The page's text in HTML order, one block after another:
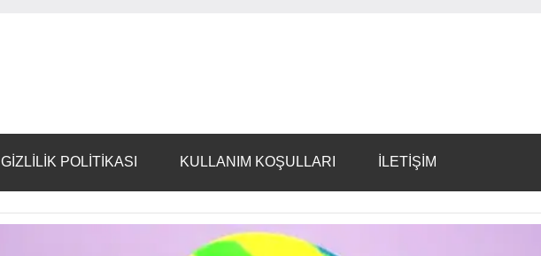
GIZLILIK POLITIKASI KULLANIM KOŞULLARI İLETİŞİM